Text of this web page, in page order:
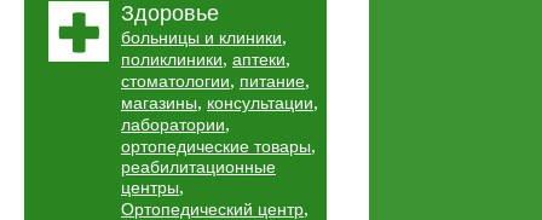
Здоровье
больницы и клиники,
поликлиники, аптеки,
стоматологии, питание,
магазины, консультации,
лаборатории,
ортопедические товары,
реабилитационные
центры,
Ортопедический центр,